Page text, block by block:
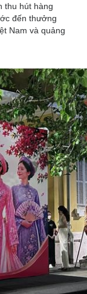
thu hút hàng
đến thưởng
Nam và quảng